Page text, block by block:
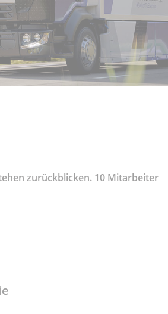
zurückblicken. 10 Mitarbeiter